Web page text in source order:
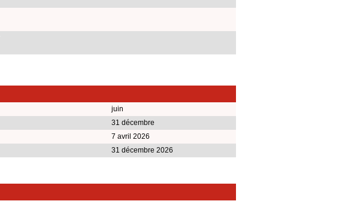
juin
31 décembre
7 avril 2026
31 décembre 2026